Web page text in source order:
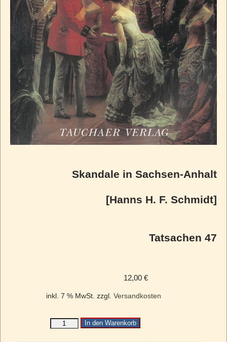
Skandale in Sachsen-Anhalt
[Hanns H. F. Schmidt]
Tatsachen 47
12,00 €
inkl. 7 % MwSt. zzgl. Versandkosten
In den Warenkorb